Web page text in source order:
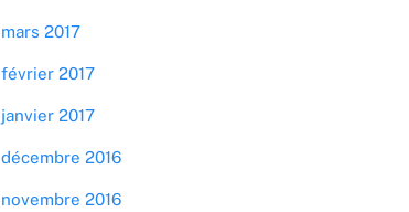
mars 2017
février 2017
janvier 2017
décembre 2016
novembre 2016